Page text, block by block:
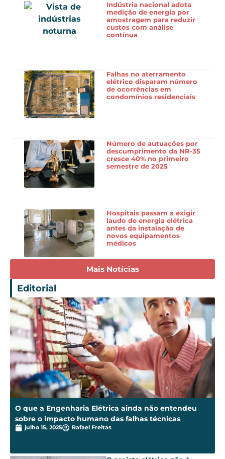
Indústria nacional adota
medição de energia por
amostragem para reduzir
custos com análise
contínua
Falhas no aterramento
elétrico disparam número
de ocorrências em
condomínios residenciais
Número de autuações por
descumprimento da NR-35
cresce 40% no primeiro
semestre de 2025
Hospitais passam a exigir
laudo de energia elétrica
antes da instalação de
novos equipamentos
médicos
Mais Notícias
Editorial
O que a Engenharia Elétrica ainda não entendeu
sobre o impacto humano das falhas técnicas
julho 15, 2025 Rafael Freitas